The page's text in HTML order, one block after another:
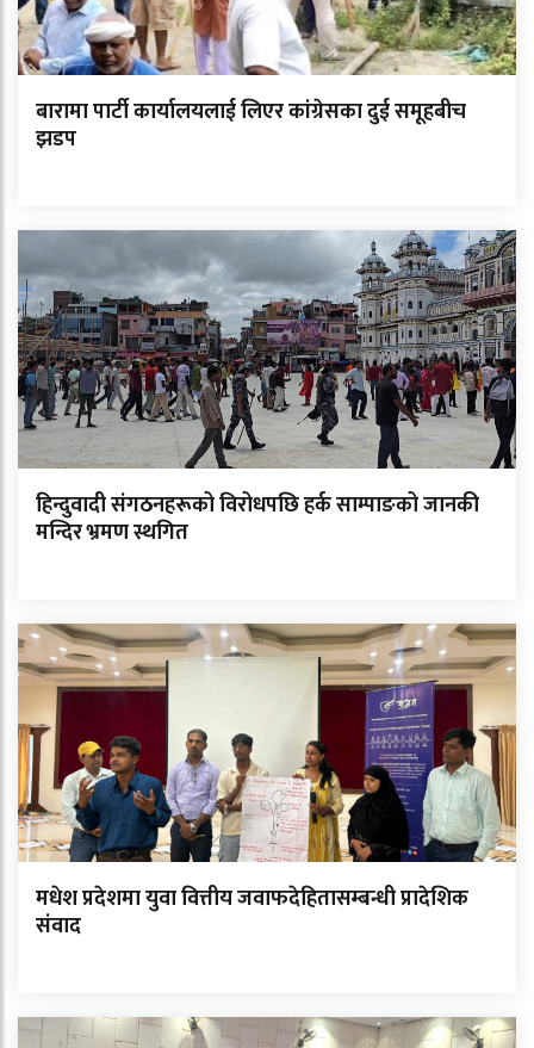
बारामा पार्टी कार्यालयलाई लिएर कांग्रेसका दुई समूहबीच
झडप
हिन्दुवादी संगठनहरूको विरोधपछि हर्क साम्पाङको जानकी
मन्दिर भ्रमण स्थगित
मधेश प्रदेशमा युवा वित्तीय जवाफदेहितासम्बन्धी प्रादेशिक
संवाद